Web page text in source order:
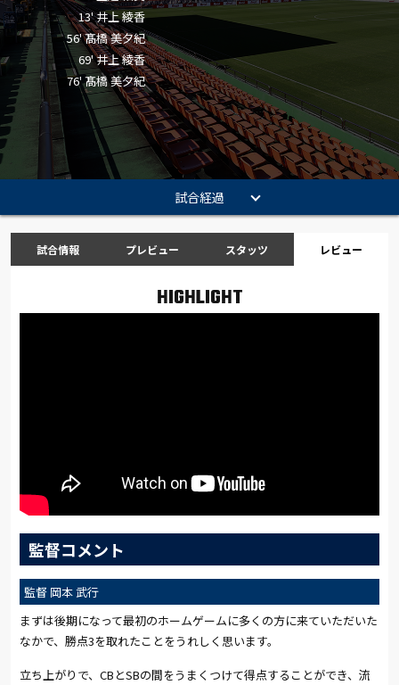
13' 井上 綾香
56' 髙橋 美夕紀
69' 井上 綾香
76' 髙橋 美夕紀
試合経過
試合情報 プレビュー スタッツ レビュー
HIGHLIGHT
監督コメント
監督 岡本 武行
まずは後期になって最初のホームゲームに多くの方に来ていただいた
なかで、勝点3を取れたことをうれしく思います。
立ち上がりで、CBとSBの間をうまくつけて得点することができ、流